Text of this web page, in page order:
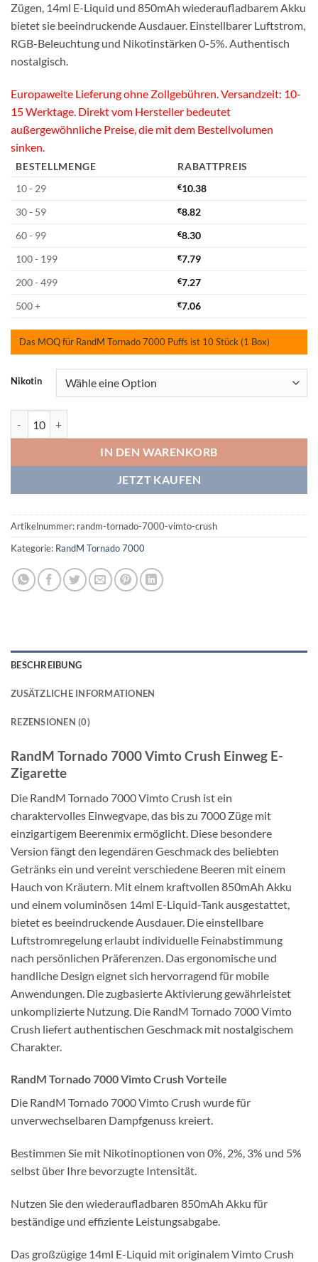
Zügen, 14ml E-Liquid und 850mAh wiederaufladbarem Akku
bietet sie beeindruckende Ausdauer. Einstellbarer Luftstrom,
RGB-Beleuchtung und Nikotinstärken 0-5%. Authentisch
nostalgisch.
Europaweite Lieferung ohne Zollgebühren. Versandzeit: 10-
15 Werktage. Direkt vom Hersteller bedeutet
außergewöhnliche Preise, die mit dem Bestellvolumen
sinken.
BESTELLMENGE
RABATTPREIS
10 - 29
€10.38
30 - 59
€8.82
60 - 99
€8.30
100 - 199
€7.79
200 - 499
€7.27
500 +
€7.06
Das MOQ für RandM Tornado 7000 Puffs ist 10 Stück (1 Box)
Nikotin
IN DEN WARENKORB
JETZT KAUFEN
Artikelnummer: randm-tornado-7000-vimto-crush
Kategorie: RandM Tornado 7000
BESCHREIBUNG
ZUSÄTZLICHE INFORMATIONEN
REZENSIONEN (0)
RandM Tornado 7000 Vimto Crush Einweg E-
Zigarette
Die RandM Tornado 7000 Vimto Crush ist ein
charaktervolles Einwegvape, das bis zu 7000 Züge mit
einzigartigem Beerenmix ermöglicht. Diese besondere
Version fängt den legendären Geschmack des beliebten
Getränks ein und vereint verschiedene Beeren mit einem
Hauch von Kräutern. Mit einem kraftvollen 850mAh Akku
und einem voluminösen 14ml E-Liquid-Tank ausgestattet,
bietet es beeindruckende Ausdauer. Die einstellbare
Luftstromregelung erlaubt individuelle Feinabstimmung
nach persönlichen Präferenzen. Das ergonomische und
handliche Design eignet sich hervorragend für mobile
Anwendungen. Die zugbasierte Aktivierung gewährleistet
unkomplizierte Nutzung. Die RandM Tornado 7000 Vimto
Crush liefert authentischen Geschmack mit nostalgischem
Charakter.
RandM Tornado 7000 Vimto Crush Vorteile
Die RandM Tornado 7000 Vimto Crush wurde für
unverwechselbaren Dampfgenuss kreiert.
Bestimmen Sie mit Nikotinoptionen von 0%, 2%, 3% und 5%
selbst über Ihre bevorzugte Intensität.
Nutzen Sie den wiederaufladbaren 850mAh Akku für
beständige und effiziente Leistungsabgabe.
Das großzügige 14ml E-Liquid mit originalem Vimto Crush